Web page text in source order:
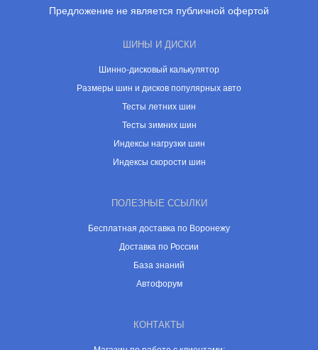
Предложение не является публичной офертой
ШИНЫ И ДИСКИ
Шинно-дисковый калькулятор
Размеры шин и дисков популярных авто
Тесты летних шин
Тесты зимних шин
Индексы нагрузки шин
Индексы скорости шин
ПОЛЕЗНЫЕ ССЫЛКИ
Бесплатная доставка по Воронежу
Доставка по России
База знаний
Автофорум
КОНТАКТЫ